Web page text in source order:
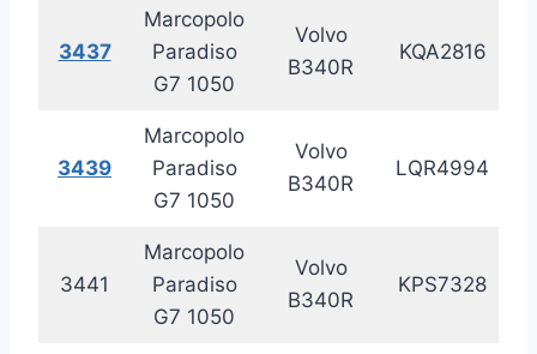
3437
Marcopolo
Paradiso
G7 1050
Volvo
B340R
KQA2816
3439
Marcopolo
Paradiso
G7 1050
Volvo
B340R
LQR4994
3441
Marcopolo
Paradiso
G7 1050
Volvo
B340R
KPS7328